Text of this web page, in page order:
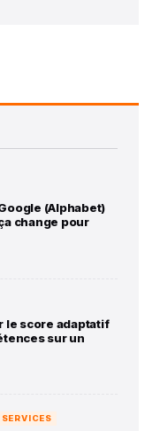
(Alphabet)
change pour
le score adaptatif
sur un